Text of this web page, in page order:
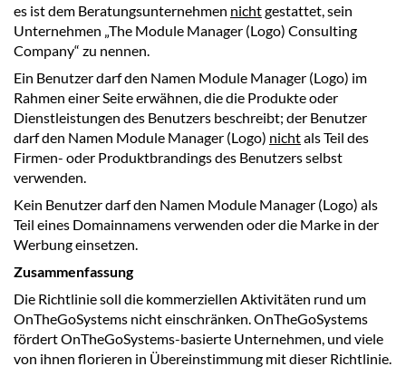
es ist dem Beratungsunternehmen nichtgestattet, sein
Unternehmen „The Module Manager (Logo) Consulting
Company“ zu nennen.
Ein Benutzer darf den Namen Module Manager (Logo) im
Rahmen einer Seite erwähnen, die die Produkte oder
Dienstleistungen des Benutzers beschreibt; der Benutzer
darf den Namen Module Manager (Logo) nichtals Teil des
Firmen- oder Produktbrandings des Benutzers selbst
verwenden.
Kein Benutzer darf den Namen Module Manager (Logo) als
Teil eines Domainnamens verwenden oder die Marke in der
Werbung einsetzen.
Zusammenfassung
Die Richtlinie soll die kommerziellen Aktivitäten rund um
OnTheGoSystems nicht einschränken. OnTheGoSystems
fördert OnTheGoSystems-basierte Unternehmen, und viele
von ihnen florieren in Übereinstimmung mit dieser Richtlinie.